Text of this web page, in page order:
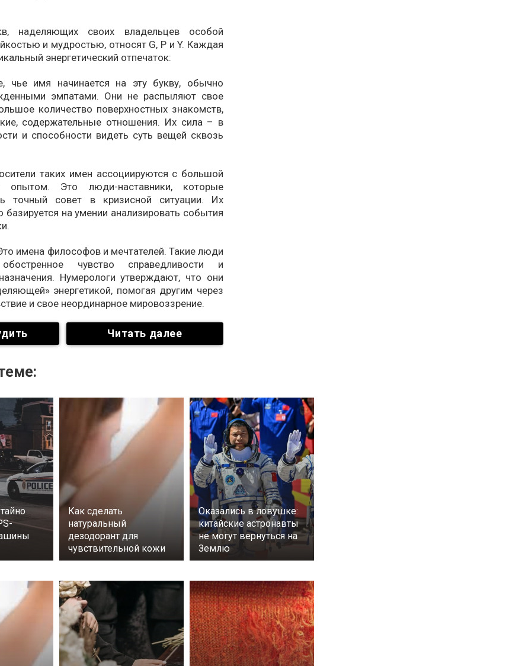
наделяющих своих владельцев особой
и мудростью, относят G, P и Y. Каждая
энергетический отпечаток:
чье имя начинается на эту букву, обычно
эмпатами. Они не распыляют свое
количество поверхностных знакомств,
содержательные отношения. Их сила – в
и способности видеть суть вещей сквозь
таких имен ассоциируются с большой
Это люди-наставники, которые
точный совет в кризисной ситуации. Их
базируется на умении анализировать события
имена философов и мечтателей. Такие люди
чувство справедливости и
Нумерологи утверждают, что они
энергетикой, помогая другим через
и свое неординарное мировоззрение.
Читать далее
Как сделать
натуральный
дезодорант для
чувствительной кожи
Оказались в ловушке:
китайские астронавты
не могут вернуться на
Землю